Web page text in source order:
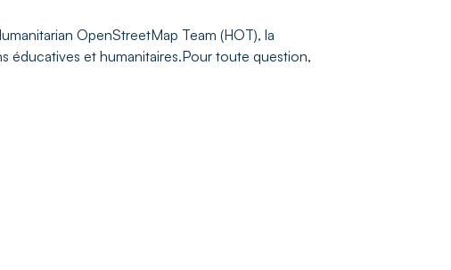
OpenStreetMap Team (HOT), la
éducatives et humanitaires.Pour toute question,